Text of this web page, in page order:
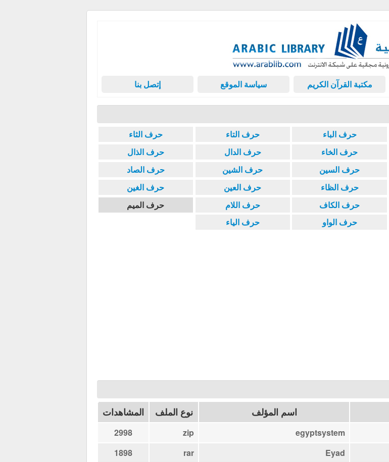
مكتبة القرآن الكريم سياسة الموقع إتصل بنا
حرف الباء حرف التاء
حرف الثاء
حرف الخاء حرف الدال
حرف الذال
حرف السين حرف الشين
حرف الصاد
حرف الظاء حرف العين
حرف الغين
حرف الكاف حرف اللام
حرف الميم
حرف الواو حرف الياء
اسم المؤلف نوع الملف المشاهدات
egyptsystem
zip
2998
Eyad
rar
1898